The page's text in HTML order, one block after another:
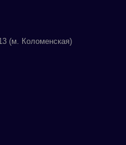
(м. Коломенская)